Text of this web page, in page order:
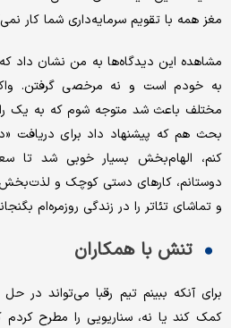
مغز همه با تقویم سرمایه‌داری شما کار
مشاهده این دیدگاه‌ها به من نشان داد
به خودم است و نه مرخصی گرفتن.
مختلف باعث شد متوجه شوم که به یک
بحث هم که پیشنهاد داد برای دریافت
کنم، الهام‌بخش بسیار خوبی شد تا
دوستانم، کارهای دستی کوچک و لذت‌بخش
و تماشای تئاتر را در زندگی روزمره‌ام
تنش با همکاران
برای آنکه ببینم تیم رقبا می‌تواند
کمک کند یا نه، سناریویی را مطرح